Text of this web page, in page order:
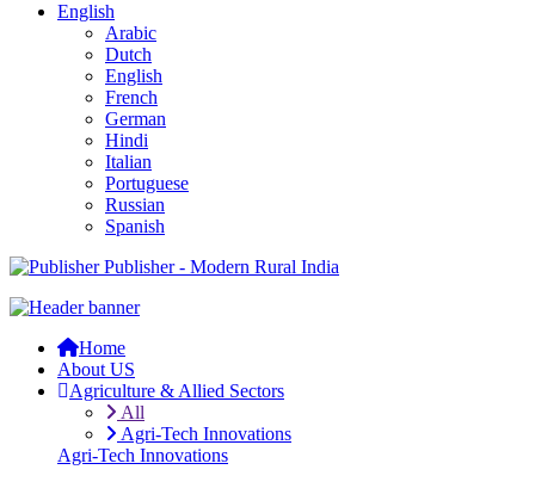
English
Arabic
Dutch
English
French
German
Hindi
Italian
Portuguese
Russian
Spanish
Publisher - Modern Rural India
Home
About US
Agriculture & Allied Sectors
All
Agri-Tech Innovations
Agri-Tech Innovations